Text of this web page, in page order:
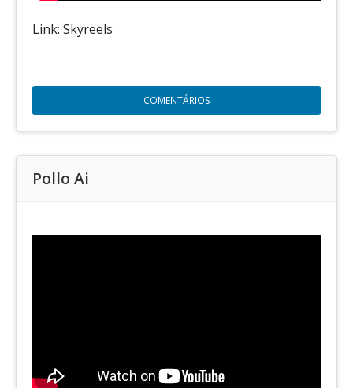
Link: Skyreels
COMENTÁRIOS
Pollo Ai